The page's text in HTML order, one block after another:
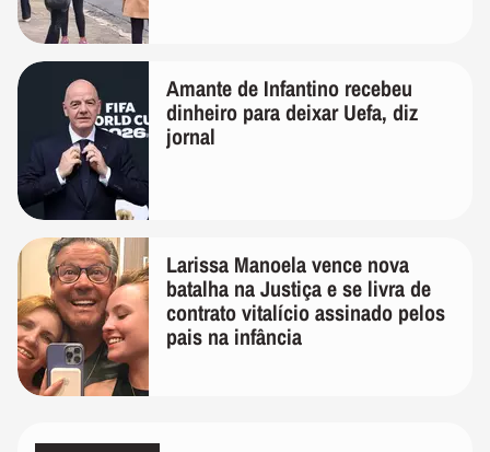
Amante de Infantino recebeu
dinheiro para deixar Uefa, diz
jornal
Larissa Manoela vence nova
batalha na Justiça e se livra de
contrato vitalício assinado pelos
pais na infância